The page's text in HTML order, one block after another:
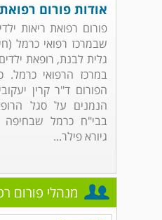
אודות פורום
פורום רפואת ריאות
שבמרכז רפואי כרמל
גלית לבנת, רופאת
במרכז הרפואי כרמל.
הפורום ד"ר קרין
הנמנים על סגל
בבי"ח כרמל
גיורא פילר...
מנהלי פורום